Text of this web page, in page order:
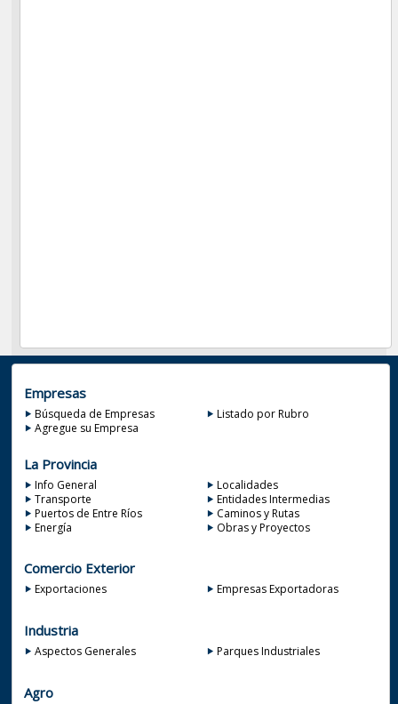
Empresas
Búsqueda de Empresas
Listado por Rubro
Agregue su Empresa
La Provincia
Info General
Localidades
Transporte
Entidades Intermedias
Puertos de Entre Ríos
Caminos y Rutas
Energía
Obras y Proyectos
Comercio Exterior
Exportaciones Empresas Exportadoras
Industria
Aspectos Generales Parques Industriales
Agro